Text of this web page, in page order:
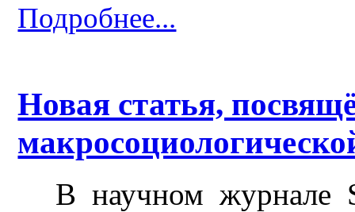
Подробнее...
Новая статья,
В научном журнале